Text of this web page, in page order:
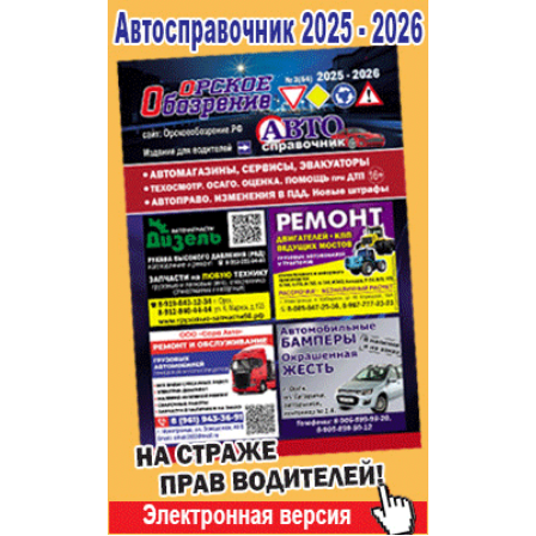
Строительство и ремонт
Авто и мото
Рестораны, кафе, бары
Развлечения и отдых
Спорт Фитнес
Недвижимость
Красота Косметология
Телекоммуникации и связь
Торговля
Бизнес и финансы
Юристы, Экспертиза, Страхование
Ремонт
Социальные организации
Это интересно
Администрация
Популярное →
Строительство и ремонт